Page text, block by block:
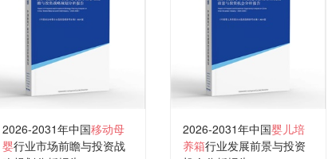
2026-2031年中国移动母
婴行业市场前瞻与投资战
2026-2031年中国婴儿培
养箱行业发展前景与投资